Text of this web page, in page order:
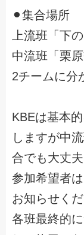
⚫︎集合場所
上流班「下
中流班「栗
2チームに分
KBEは基本
しますが中
合でも大丈夫
参加希望者
お知らせくだ
各班最終的